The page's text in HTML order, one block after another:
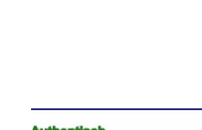
Jeder hat das
Meinung in